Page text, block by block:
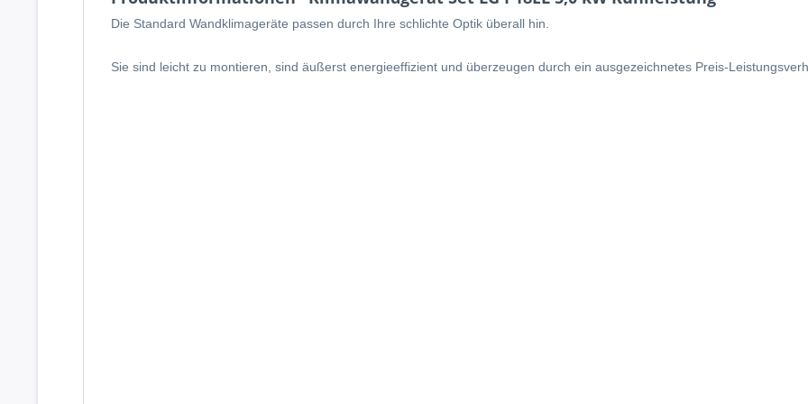
Die Standard Wandklimageräte passen durch Ihre schlichte Optik überall hin.
Sie sind leicht zu montieren, sind äußerst energieeffizient und überzeugen durch ein ausgezeichnetes Preis-